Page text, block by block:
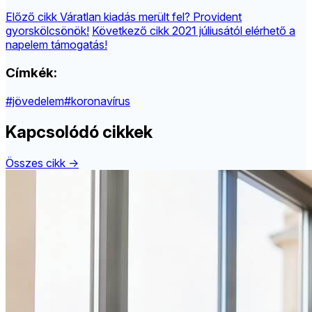
Előző cikk Váratlan kiadás merült fel? Provident
gyorskölcsönök! Következő cikk 2021 júliusától elérhető a
napelem támogatás!
Címkék:
#jövedelem#koronavírus
Kapcsolódó cikkek
Összes cikk →